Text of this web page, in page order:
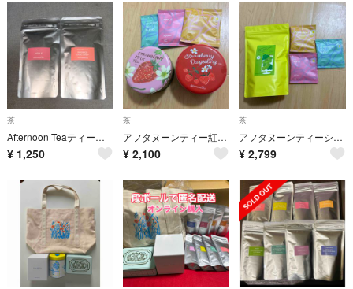
茶
Afternoon Teaティーバッグ2種セット
¥ 1,250
茶
アフタヌーンティー紅茶缶セット
¥ 2,100
茶
アフタヌーンティーシャルドネダージリン
¥ 2,799